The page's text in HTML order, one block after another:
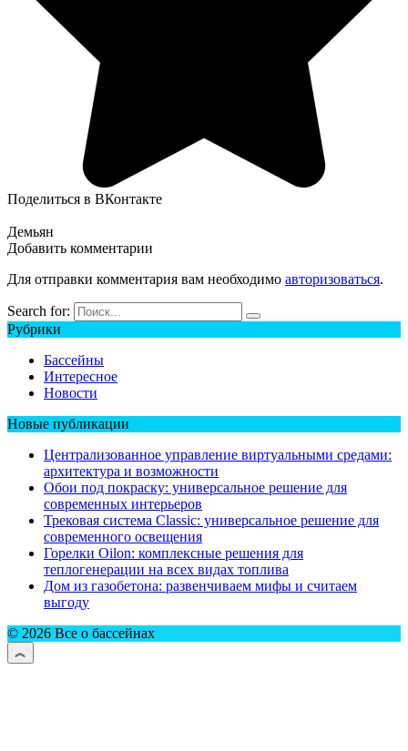
Поделиться в ВКонтакте
Демьян
Добавить комментарии
Для отправки комментария вам необходимо авторизоваться.
Search for:
Рубрики
Бассейны
Интересное
Новости
Новые публикации
Централизованное управление виртуальными средами:
архитектура и возможности
Обои под покраску: универсальное решение для
современных интерьеров
Трековая система Classic: универсальное решение для
современного освещения
Горелки Oilon: комплексные решения для
теплогенерации на всех видах топлива
Дом из газобетона: развенчиваем мифы и считаем
выгоду
© 2026 Все о бассейнах